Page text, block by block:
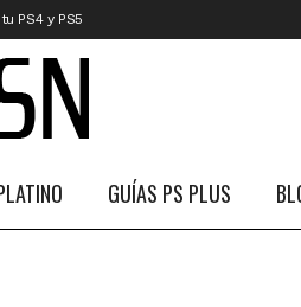
PS4 y PS5
GUÍAS PS PLUS